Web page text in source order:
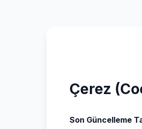
Çerez
Son Güncelleme